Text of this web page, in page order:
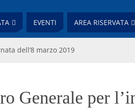
EVENTI AREA RISERVATA
dell’8 marzo 2019
Generale per